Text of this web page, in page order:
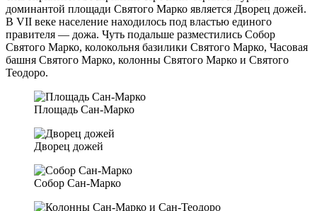
доминантой площади Святого Марко является Дворец дожей.
В VII веке население находилось под властью единого
правителя — дожа. Чуть подальше разместились Собор
Святого Марко, колокольня базилики Святого Марко, Часовая
башня Святого Марко, колонны Святого Марко и Святого
Теодоро.
Площадь Сан-Марко
Дворец дожей
Собор Сан-Марко